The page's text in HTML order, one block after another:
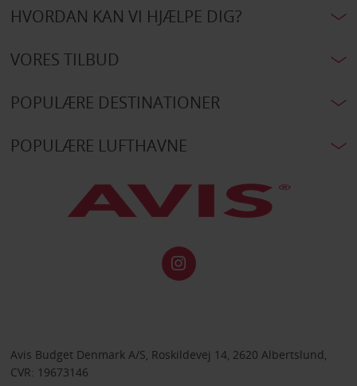
HVORDAN KAN VI HJÆLPE DIG?
VORES TILBUD
POPULÆRE DESTINATIONER
POPULÆRE LUFTHAVNE
Avis Budget Denmark A/S, Roskildevej 14, 2620 Albertslund,
CVR: 19673146